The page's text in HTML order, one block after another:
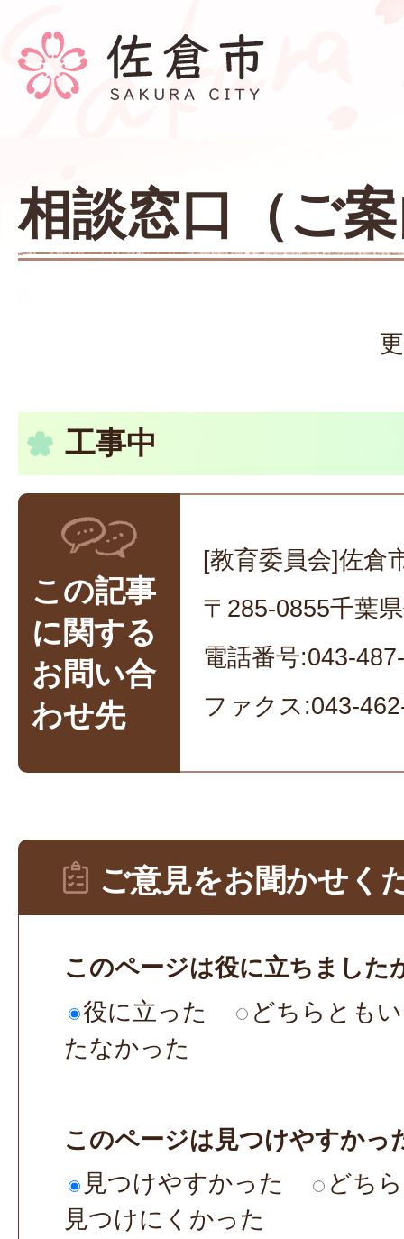
相談窓口（ご
工事中
この記事
に関する
お問い合
わせ先
[教育委員会]佐倉
〒285-0855千葉
電話番号:043-
ファクス:043-
ご意見をお聞かせく
このページは役に立ちました
役に立った
どちらとも
たなかった
このページは見つけやすかっ
見つけやすかった
どち
見つけにくかった